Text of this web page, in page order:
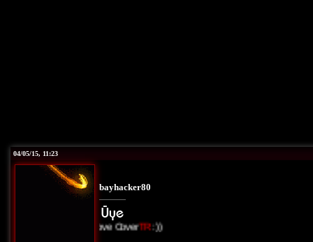
04/05/15, 11:23
bayhacker80
I Love CoverTR:))